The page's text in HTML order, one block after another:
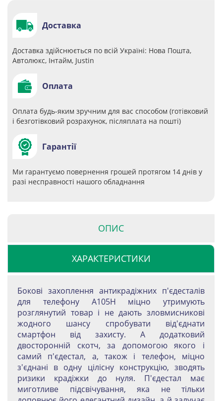
Доставка
Доставка здійснюється по всій Україні: Нова Пошта,
Автолюкс, Інтайм, Justin
Оплата
Оплата будь-яким зручним для вас способом (готівковий
і безготівковий розрахунок, післяплата на пошті)
Гарантії
Ми гарантуємо повернення грошей протягом 14 днів у
разі несправності нашого обладнання
ОПИС
ХАРАКТЕРИСТИКИ
Бокові захоплення антикрадіжних п'єдесталів
для телефону A105H міцно утримують
розглянутий товар і не дають зловмисникові
жодного шансу спробувати від'єднати
смартфон від захисту. А додатковий
двосторонній скотч, за допомогою якого і
самий п'єдестал, а, також і телефон, міцно
з'єднані в одну цілісну конструкцію, зводять
ризики крадіжки до нуля. П'єдестал має
миготливе підсвічування, яка не тільки